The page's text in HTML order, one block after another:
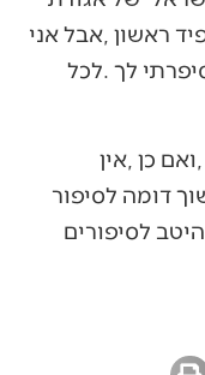
‬הייתי‭ ‬שם‭ ‬וראיתי‭ ‬במו‭ ‬עיני‭ ‬כפי‭ ‬שסיפרתי‭ ‬לך‭. ‬לכל‭
את‭ ‬סיפור‭ ‬פורים‭ ‬קוראים‭ ‬פעמיים‭, ‬ואם‭ ‬כן‭, ‬אין‭